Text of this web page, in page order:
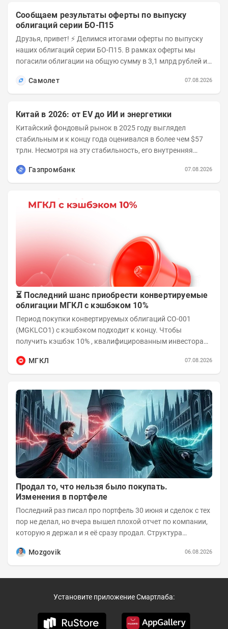
Сообщаем результаты оферты по выпуску
облигаций серии БО-П15
Друзья, привет! ⚡️ Делимся итогами оферты по выпуску
наших облигаций серии БО-П15. В рамках оферты мы
погасили облигации на общую сумму в 3,1 млрд рублей из
Самолет
07.08.2026
Китай в 2026: от EV до ИИ и энергетики
Китайский фондовый рынок в 2025 году выглядел
стабильным и к концу года оценивался в более чем $57
трлн. Несмотря на эту стабильность, его внутренняя
Газпромбанк
07.08.2026
⏳ Последний шанс приобрести конвертируемые
облигации МГКЛ с кэшбэком 10%
Период покупки конвертируемых облигаций СО-001
(MGKLCO1) с кэшбэком подходит к концу. Чтобы
получить кэшбэк 10% , квалифицированным инвесторам
МГКЛ
07.08.2026
Продал то, что нельзя было покупать.
Изменения в портфеле
Последний раз писал про портфель 30 июня и сделок с тех
пор не делал, но вчера вышел плохой отчет по компании,
которую я держал и я её сразу продал. Структура
Mozgovik
06.08.2026
Установите приложение Смартлаба: